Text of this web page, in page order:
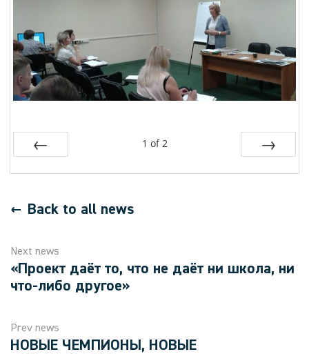
1 of 2
Back to all news
Next news
«Проект даёт то, что не даёт ни школа, ни
что-либо другое»
Prev news
НОВЫЕ ЧЕМПИОНЫ, НОВЫЕ